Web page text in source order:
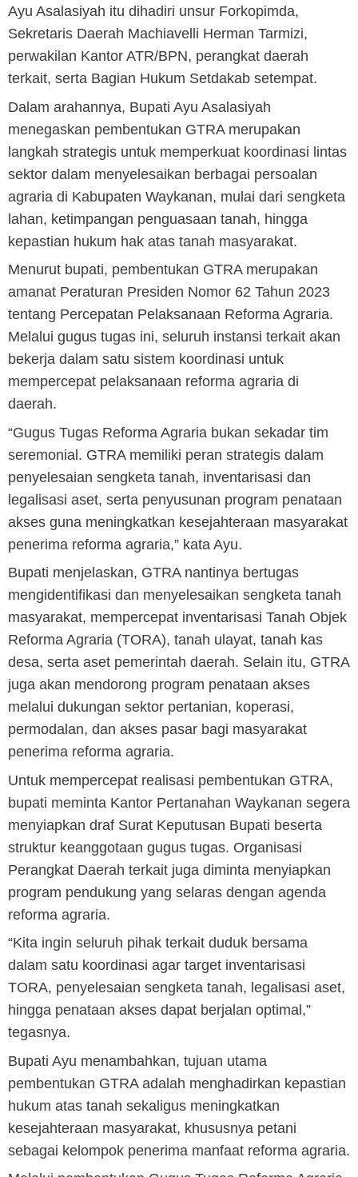
Ayu Asalasiyah itu dihadiri unsur Forkopimda,
Sekretaris Daerah Machiavelli Herman Tarmizi,
perwakilan Kantor ATR/BPN, perangkat daerah
terkait, serta Bagian Hukum Setdakab setempat.
Dalam arahannya, Bupati Ayu Asalasiyah
menegaskan pembentukan GTRA merupakan
langkah strategis untuk memperkuat koordinasi lintas
sektor dalam menyelesaikan berbagai persoalan
agraria di Kabupaten Waykanan, mulai dari sengketa
lahan, ketimpangan penguasaan tanah, hingga
kepastian hukum hak atas tanah masyarakat.
Menurut bupati, pembentukan GTRA merupakan
amanat Peraturan Presiden Nomor 62 Tahun 2023
tentang Percepatan Pelaksanaan Reforma Agraria.
Melalui gugus tugas ini, seluruh instansi terkait akan
bekerja dalam satu sistem koordinasi untuk
mempercepat pelaksanaan reforma agraria di
daerah.
“Gugus Tugas Reforma Agraria bukan sekadar tim
seremonial. GTRA memiliki peran strategis dalam
penyelesaian sengketa tanah, inventarisasi dan
legalisasi aset, serta penyusunan program penataan
akses guna meningkatkan kesejahteraan masyarakat
penerima reforma agraria,” kata Ayu.
Bupati menjelaskan, GTRA nantinya bertugas
mengidentifikasi dan menyelesaikan sengketa tanah
masyarakat, mempercepat inventarisasi Tanah Objek
Reforma Agraria (TORA), tanah ulayat, tanah kas
desa, serta aset pemerintah daerah. Selain itu, GTRA
juga akan mendorong program penataan akses
melalui dukungan sektor pertanian, koperasi,
permodalan, dan akses pasar bagi masyarakat
penerima reforma agraria.
Untuk mempercepat realisasi pembentukan GTRA,
bupati meminta Kantor Pertanahan Waykanan segera
menyiapkan draf Surat Keputusan Bupati beserta
struktur keanggotaan gugus tugas. Organisasi
Perangkat Daerah terkait juga diminta menyiapkan
program pendukung yang selaras dengan agenda
reforma agraria.
“Kita ingin seluruh pihak terkait duduk bersama
dalam satu koordinasi agar target inventarisasi
TORA, penyelesaian sengketa tanah, legalisasi aset,
hingga penataan akses dapat berjalan optimal,”
tegasnya.
Bupati Ayu menambahkan, tujuan utama
pembentukan GTRA adalah menghadirkan kepastian
hukum atas tanah sekaligus meningkatkan
kesejahteraan masyarakat, khususnya petani
sebagai kelompok penerima manfaat reforma agraria.